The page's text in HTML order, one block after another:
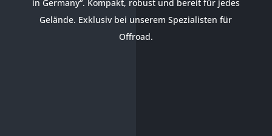
in Germany“. Kompakt, robust und bereit für jedes
Gelände. Exklusiv bei unserem Spezialisten für
Offroad.